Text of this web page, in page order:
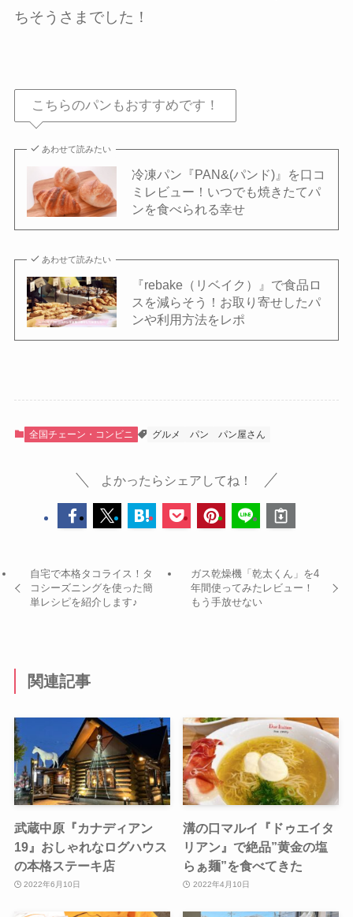
ちそうさまでした！
こちらのパンもおすすめです！
あわせて読みたい
冷凍パン『PAN&(パンド)』を口コ
ミレビュー！いつでも焼きたてパ
ンを食べられる幸せ
あわせて読みたい
『rebake（リベイク）』で食品ロ
スを減らそう！お取り寄せしたパ
ンや利用方法をレポ
全国チェーン・コンビニ グルメ パン パン屋さん
よかったらシェアしてね！
自宅で本格タコライス！タ
コシーズニングを使った簡
単レシピを紹介します♪
ガス乾燥機「乾太くん」を4
年間使ってみたレビュー！
もう手放せない
関連記事
武蔵中原『カナディアン
19』おしゃれなログハウス
の本格ステーキ店
2022年6月10日
溝の口マルイ『ドゥエイタ
リアン』で絶品”黄金の塩
らぁ麺”を食べてきた
2022年4月10日